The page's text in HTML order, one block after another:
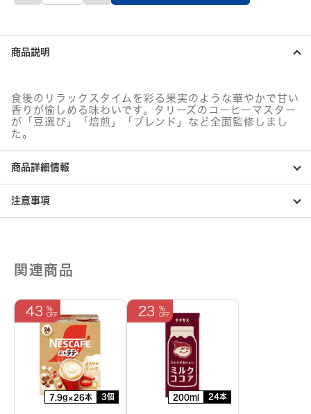
園
COFFEE
BARISTA’S
ROAST
マ
ン
ジ
リ
ッ
プ
バ
ッ
商品説明
食後のリラックスタイムを彩る果実のような華やかで甘い
香りが愉しめる味わいです。タリーズのコーヒーマスター
が「豆選び」「焙煎」「ブレンド」など全面監修しまし
た。
商品詳細情報
注意事項
関連商品
7.9g×26本 3個
43
200ml 24本
23